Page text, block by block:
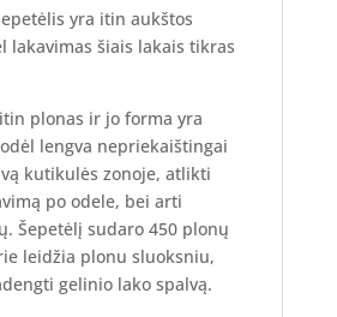
yra itin aukštos
lakavimas šiais lakais tikras
plonas ir jo forma yra
lengva nepriekaištingai
kutikulės zonoje, atlikti
po odele, bei arti
Šepetėlį sudaro 450 plonų
leidžia plonu sluoksniu,
gelinio lako spalvą.